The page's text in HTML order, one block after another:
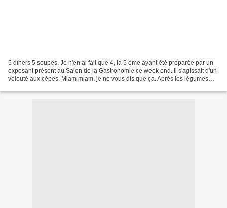
5 dîners 5 soupes. Je n'en ai fait que 4, la 5 ème ayant été préparée par un
exposant présent au Salon de la Gastronomie ce week end. Il s'agissait d'un
velouté aux cèpes. Miam miam, je ne vous dis que ça. Après les légumes